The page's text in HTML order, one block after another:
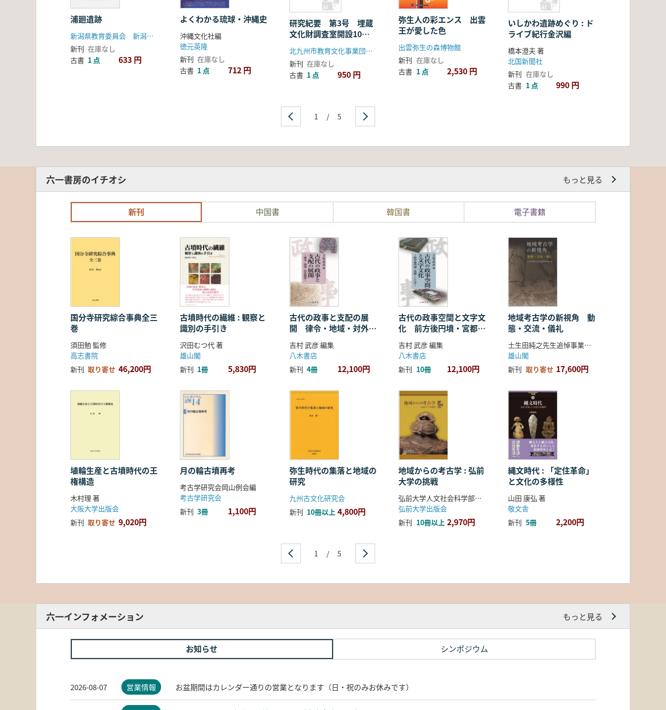
浦廻遺跡
新潟県教育委員会 新潟県埋蔵文化財調査事業団
新刊 在庫なし
古書 1 点 633 円
よくわかる琉球・沖縄史
沖縄文化社編
徳元英隆
新刊 在庫なし
古書 1 点 712 円
研究紀要 第3号 埋蔵
文化財調査室開設10周
年記念特集号
北九州市教育文化事業団、埋蔵文化財調査室
新刊 在庫なし
古書 1 点 950 円
弥生人の彩エンス 出雲
王が愛した色
出雲弥生の森博物館
新刊 在庫なし
古書 1 点 2,530 円
いしかわ遺跡めぐり : ド
ライブ紀行金沢編
橋本澄夫 著
北国新聞社
新刊 在庫なし
古書 1 点 990 円
1 / 5
六一書房のイチオシ もっと見る
新刊 中国書 韓国書 電子書籍
国分寺研究綜合事典全三
巻
須田勉 監修
高志書院
新刊 取り寄せ 46,200円
古墳時代の繊維 : 観察と
識別の手引き
沢田むつ代 著
雄山閣
新刊 1冊 5,830円
古代の政事と支配の展
開 律令・地域・対外関
係
吉村 武彦 編集
八木書店
新刊 4冊 12,100円
古代の政事空間と文字文
化 前方後円墳・宮都・
ことば
吉村 武彦 編集
八木書店
新刊 10冊 12,100円
地域考古学の新視角 動
態・交流・儀礼
土生田純之先生追悼事業会 編
雄山閣
新刊 取り寄せ 17,600円
埴輪生産と古墳時代の王
権構造
木村理 著
大阪大学出版会
新刊 取り寄せ 9,020円
月の輪古墳再考
考古学研究会岡山例会編
考古学研究会
新刊 3冊 1,100円
弥生時代の集落と地域の
研究
九州古文化研究会
新刊 10冊以上 4,800円
地域からの考古学 : 弘前
大学の挑戦
弘前大学人文社会科学部北日本考古学研究センター 編
弘前大学出版会
新刊 10冊以上 2,970円
縄文時代 : 「定住革命」
と文化の多様性
山田 康弘 著
敬文舎
新刊 5冊 2,200円
1 / 5
六一インフォメーション もっと見る
お知らせ シンポジウム
2026-08-07 営業情報 お盆期間はカレンダー通りの営業となります（日・祝のみお休みです）